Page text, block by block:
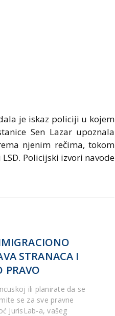
je iskaz policiji u kojem
Sen Lazar upoznala
njenim rečima, tokom
Policijski izvori navode
STRANACA I
PRAVO
ili planirate da se
se za sve pravne
JurisLab-a, vašeg